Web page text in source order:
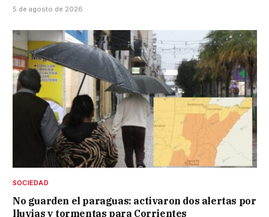
5 de agosto de 2026
SOCIEDAD
No guarden el paraguas: activaron dos alertas por
lluvias y tormentas para Corrientes